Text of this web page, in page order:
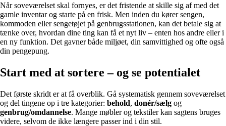
Når soveværelset skal fornyes, er det fristende at skille sig af med det
gamle inventar og starte på en frisk. Men inden du kører sengen,
kommoden eller sengetøjet på genbrugsstationen, kan det betale sig at
tænke over, hvordan dine ting kan få et nyt liv – enten hos andre eller i
en ny funktion. Det gavner både miljøet, din samvittighed og ofte også
din pengepung.
Start med at sortere – og se potentialet
Det første skridt er at få overblik. Gå systematisk gennem soveværelset
og del tingene op i tre kategorier: behold, donér/sælg og
genbrug/omdannelse. Mange møbler og tekstiler kan sagtens bruges
videre, selvom de ikke længere passer ind i din stil.